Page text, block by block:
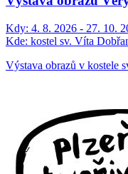
Kdy: 4. 8. 2026 - 27. 10.
Kde: kostel sv. Víta
Výstava obrazů v kostele